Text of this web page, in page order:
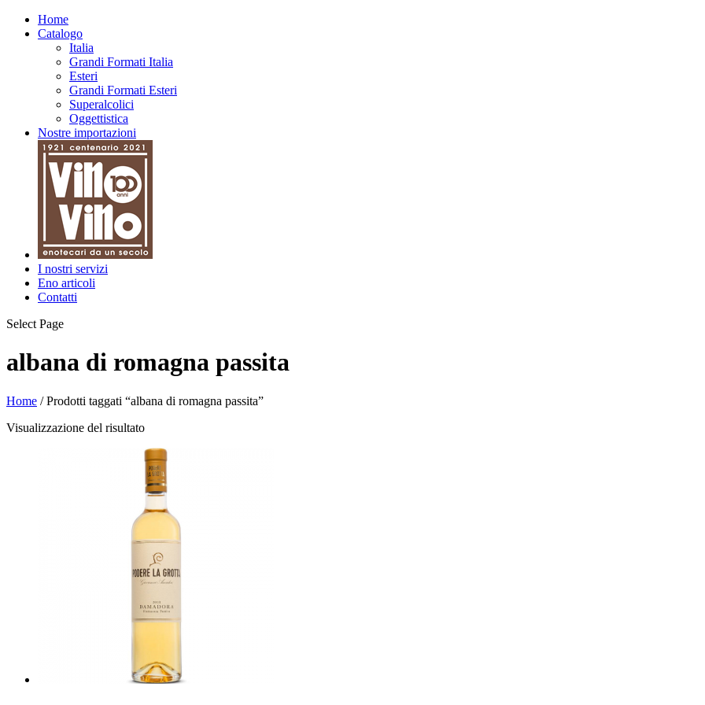
Home
Catalogo
Italia
Grandi Formati Italia
Esteri
Grandi Formati Esteri
Superalcolici
Oggettistica
Nostre importazioni
I nostri servizi
Eno articoli
Contatti
Select Page
albana di romagna passita
Home / Prodotti taggati “albana di romagna passita”
Visualizzazione del risultato